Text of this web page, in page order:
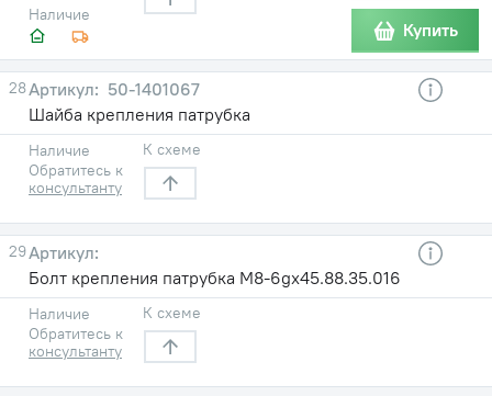
Наличие
Купить
28
50-1401067
Шайба крепления патрубка
Наличие
Обратитесь к
консультанту
К схеме
29
Болт крепления патрубка М8-6gx45.88.35.016
Наличие
Обратитесь к
консультанту
К схеме